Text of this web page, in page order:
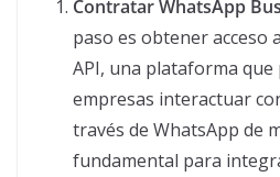
Contratar WhatsApp
paso es obtener acceso
API, una plataforma que
empresas interactuar
través de WhatsApp de
fundamental para